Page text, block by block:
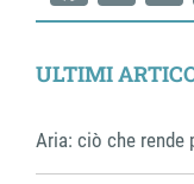
X
ULTIMI
Aria: ciò che rende